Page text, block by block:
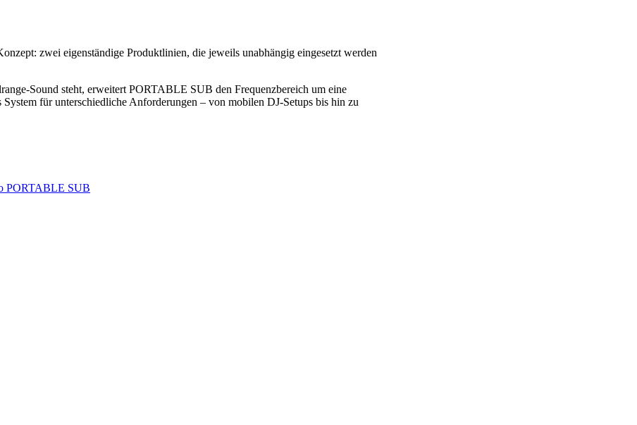
zwei eigenständige Produktlinien, die jeweils unabhängig eingesetzt werden
Sound steht, erweitert PORTABLE SUB den Frequenzbereich um eine
für unterschiedliche Anforderungen – von mobilen DJ-Setups bis hin zu
PORTABLE SUB